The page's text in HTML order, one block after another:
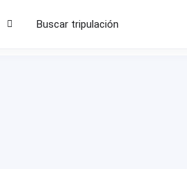
Buscar tripulación